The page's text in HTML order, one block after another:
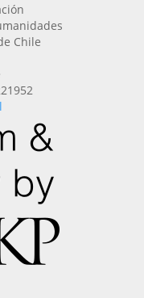
Chile